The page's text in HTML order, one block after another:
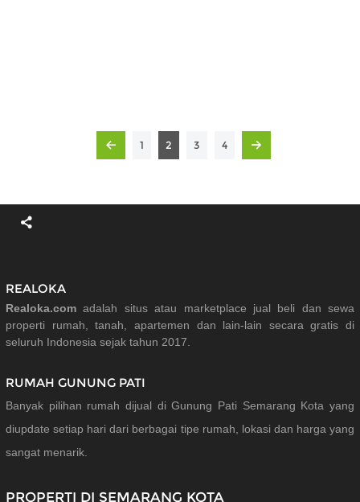
1 2 3 4
REALOKA
Realoka.com adalah situs atau marketplace jual beli dan sewa
properti rumah, tanah, apartemen dan lain-lain secara gratis di
seluruh Indonesia sejak tahun 2017.
RUMAH GUNUNG PATI
Banyak pilihan rumah dijual di Gunung Pati Semarang Kota yang
diupdate setiap hari dari berbagai tipe rumah, lokasi dan harga yang
sangat menarik.
PROPERTI DI SEMARANG KOTA